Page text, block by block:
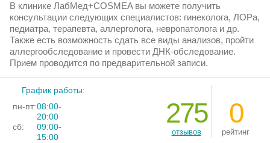
В клинике ЛабМед+COSMEA вы можете получить
консультации следующих специалистов: гинеколога, ЛОРа,
педиатра, терапевта, аллерголога, невропатолога и др.
Также есть возможность сдать все виды анализов, пройти
аллергообследование и провести ДНК-обследование.
Прием проводится по предварительной записи.
График работы:
пн-пт:08:00-
20:00
сб:
09:00-
15:00
275
отзывов
0
рейтинг